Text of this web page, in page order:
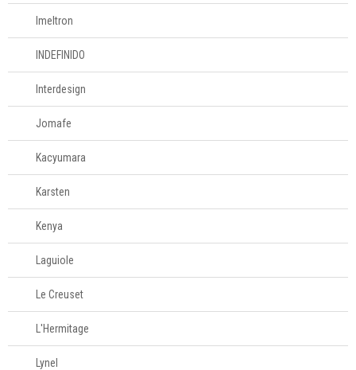
Imeltron
INDEFINIDO
Interdesign
Jomafe
Kacyumara
Karsten
Kenya
Laguiole
Le Creuset
L'Hermitage
Lynel